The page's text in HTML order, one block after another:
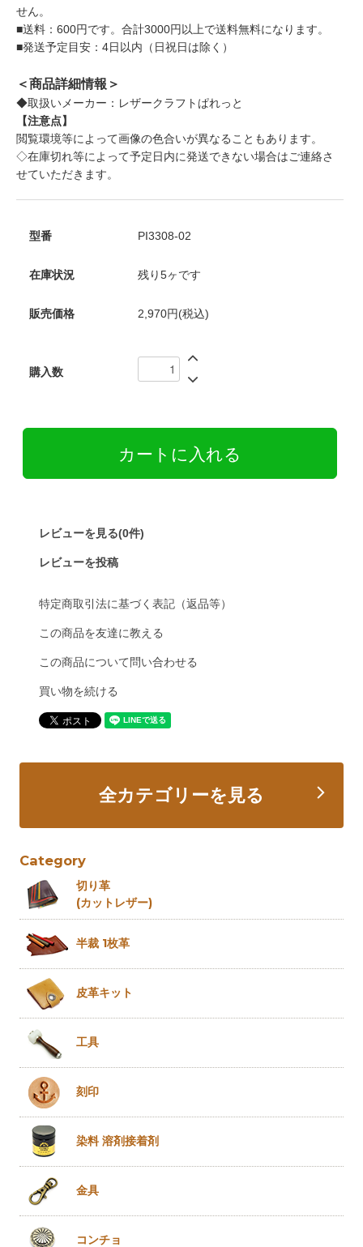
せん。
■送料：600円です。合計3000円以上で送料無料になります。
■発送予定目安：4日以内（日祝日は除く）
＜商品詳細情報＞
◆取扱いメーカー：レザークラフトぱれっと
【注意点】
閲覧環境等によって画像の色合いが異なることもあります。
◇在庫切れ等によって予定日内に発送できない場合はご連絡さ
せていただきます。
型番 PI3308-02
在庫状況 残り5ヶです
販売価格 2,970円(税込)
購入数
レビューを見る(0件)
レビューを投稿
特定商取引法に基づく表記（返品等）
この商品を友達に教える
この商品について問い合わせる
買い物を続ける
全カテゴリーを見る
Category
切り革
(カットレザー)
半裁 1枚革
皮革キット
工具
刻印
染料 溶剤接着剤
金具
コンチョ